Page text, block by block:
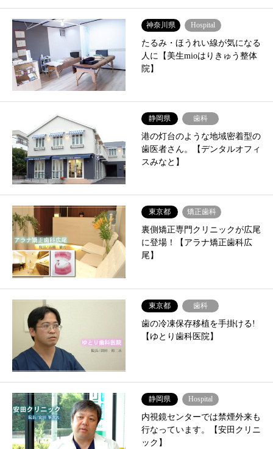
神奈川県 Hospital
たるみ・ほうれい線が気になる
人に【美生mioはりきゅう整体
院】
静岡県 歯科
港の灯台のような地域密着型の
歯医者さん。【デンタルオフィ
スみなと】
東京都 矯正歯科
裏側矯正専門クリニックが広尾
に登場！【アラナ矯正歯科広
尾】
東京都 歯科
歯の冷凍保存移植を手掛ける!
【ゆとり歯科医院】
静岡県 Hospital
内視鏡センターでは禁煙外来も
行なっています。【安田クリニ
ック】